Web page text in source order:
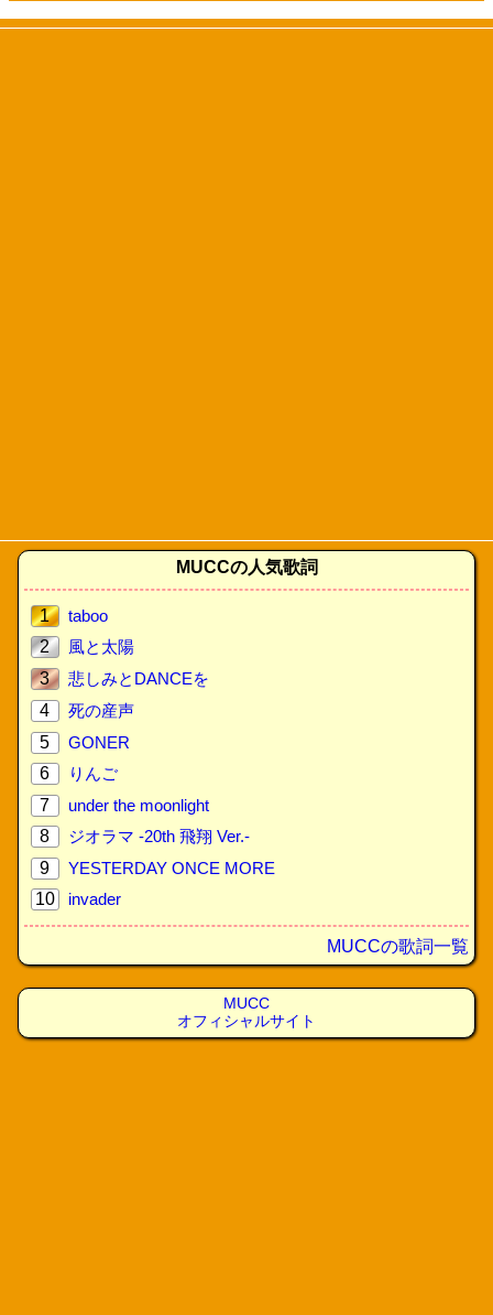
MUCCの人気歌詞
1
taboo
2
風と太陽
3
悲しみとDANCEを
4
死の産声
5
GONER
6
りんご
7
under the moonlight
8
ジオラマ -20th 飛翔 Ver.-
9
YESTERDAY ONCE MORE
10
invader
MUCCの歌詞一覧
MUCC
オフィシャルサイト